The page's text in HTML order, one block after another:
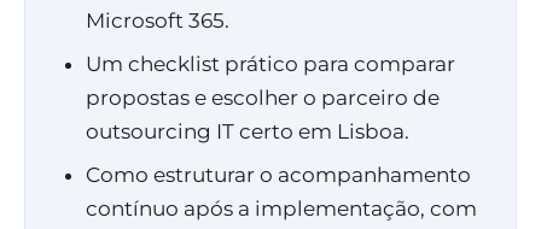
Microsoft 365.
Um checklist prático para comparar
propostas e escolher o parceiro de
outsourcing IT certo em Lisboa.
Como estruturar o acompanhamento
contínuo após a implementação, com